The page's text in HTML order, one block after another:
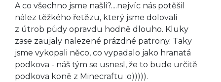
A co všechno jsme našli?....nejvíc nás potěšil
nález těžkého řetězu, který jsme dolovali
z útrob půdy opravdu hodně dlouho. Kluky
zase zaujaly nalezené prázdné patrony. Taky
jsme vykopali něco, co vypadalo jako hranatá
podkova - náš tým se usnesl, že to bude určitě
podkova koně z Minecraftu :o))))).